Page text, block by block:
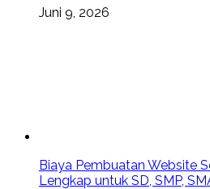
Juni 9, 2026
Biaya Pembuatan Website
Lengkap untuk SD, SMP,